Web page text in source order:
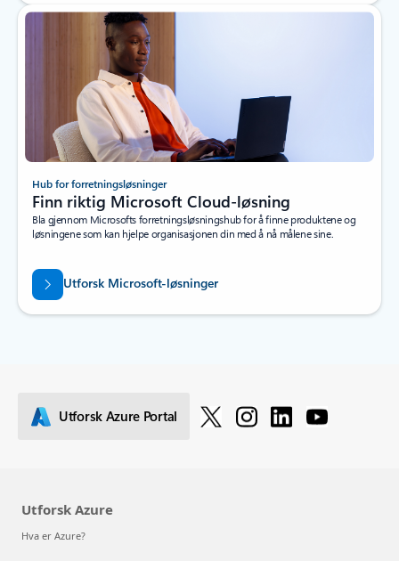
Hub for forretningsløsninger
Finn riktig Microsoft Cloud-løsning
Bla gjennom Microsofts forretningsløsningshub for å finne produktene og
løsningene som kan hjelpe organisasjonen din med å nå målene sine.
Utforsk Microsoft-løsninger
Utforsk Azure Portal
Utforsk Azure
Hva er Azure?